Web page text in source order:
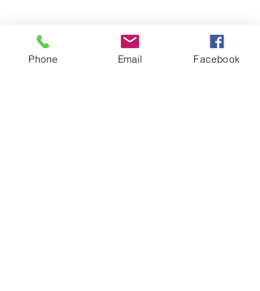
Phone Email Facebook